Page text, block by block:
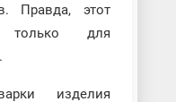
Правда, этот
только для
изделия